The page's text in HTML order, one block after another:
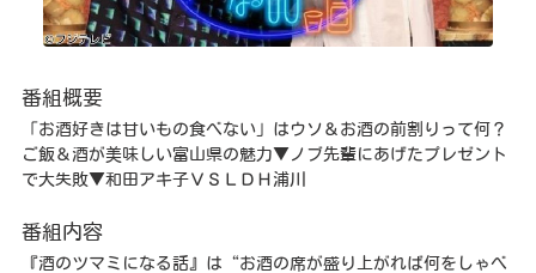
番組概要
「お酒好きは甘いもの食べない」はウソ＆お酒の前割りって何？
ご飯＆酒が美味しい富山県の魅力▼ノブ先輩にあげたプレゼント
で大失敗▼和田アキ子ＶＳＬＤＨ浦川
番組内容
『酒のツマミになる話』は“お酒の席が盛り上がれば何をしゃべ